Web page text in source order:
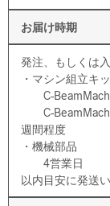
お届け時期
発注、もしくは
・マシン組立キ
C-
C-
週間程度
・機械部品
4営業日
以内目安に発送